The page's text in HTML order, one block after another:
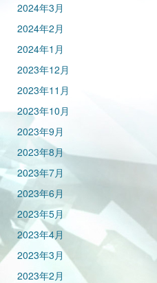
2024年3月
2024年2月
2024年1月
2023年12月
2023年11月
2023年10月
2023年9月
2023年8月
2023年7月
2023年6月
2023年5月
2023年4月
2023年3月
2023年2月